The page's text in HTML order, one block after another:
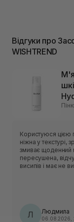
Відгуки про
WISHTREND
Користуюся цією
ніжна у текстурі,
змиває щоденний
пересушена,
висипів і має не
Л Людмила
06.08.2026,